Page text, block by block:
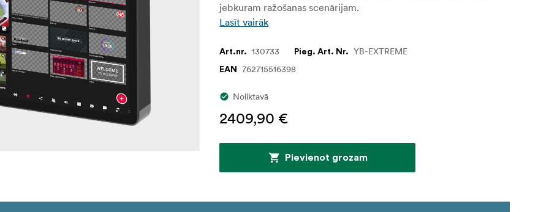
jebkuram ražošanas scenārijam.
Lasīt vairāk
Art.nr. 130733 Pieg. Art. Nr. YB-EXTREME
EAN 762715516398
Noliktavā
2409,90 €
Pievienot grozam